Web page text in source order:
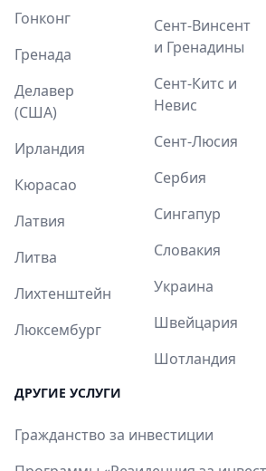
Гонконг
Гренада
Делавер
(США)
Ирландия
Кюрасао
Латвия
Литва
Лихтенштейн
Люксембург
Сент-Винсент
и Гренадины
Сент-Китс и
Невис
Сент-Люсия
Сербия
Сингапур
Словакия
Украина
Швейцария
Шотландия
ДРУГИЕ УСЛУГИ
Гражданство за инвестиции